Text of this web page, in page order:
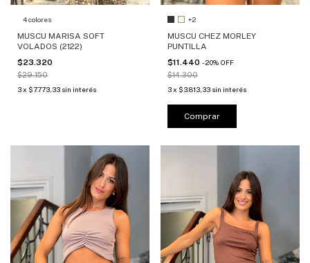
4 colores
MUSCU MARISA SOFT
VOLADOS (2122)
$23.320
$29.150
3x $7.773,33 sin interés
+2
MUSCU CHEZ MORLEY
PUNTILLA
$11.440 -20% OFF
$14.300
3 x $3.813,33 sin interés
Comprar